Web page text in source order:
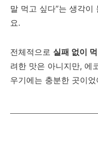
말 먹고 싶다”는 생각
요.
전체적으로 실패 없이
려한 맛은 아니지만, 에
우기에는 충분한 곳이었